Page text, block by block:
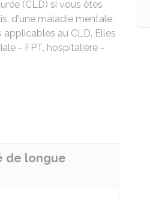
(CLD) si vous êtes
d'une maladie mentale,
au CLD. Elles
- FPT, hospitalière -
de longue